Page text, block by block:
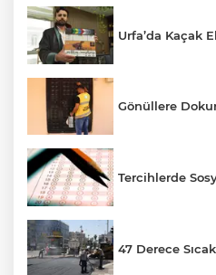
Urfa’da Kaçak
Gönüllere
Tercihlerde
47 Derece